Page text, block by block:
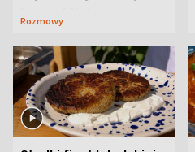
ją w Lublinie
Rozmowy